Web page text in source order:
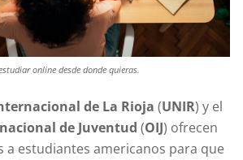
online desde donde quieras.
de La Rioja (UNIR) y el
de Juventud (OIJ) ofrecen
a estudiantes americanos para que